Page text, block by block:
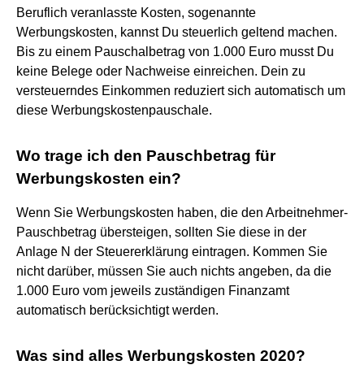
Beruflich veranlasste Kosten, sogenannte
Werbungskosten, kannst Du steuerlich geltend machen.
Bis zu einem Pauschalbetrag von 1.000 Euro musst Du
keine Belege oder Nachweise einreichen. Dein zu
versteuerndes Einkommen reduziert sich automatisch um
diese Werbungskostenpauschale.
Wo trage ich den Pauschbetrag für
Werbungskosten ein?
Wenn Sie Werbungskosten haben, die den Arbeitnehmer-
Pauschbetrag übersteigen, sollten Sie diese in der
Anlage N der Steuererklärung eintragen. Kommen Sie
nicht darüber, müssen Sie auch nichts angeben, da die
1.000 Euro vom jeweils zuständigen Finanzamt
automatisch berücksichtigt werden.
Was sind alles Werbungskosten 2020?